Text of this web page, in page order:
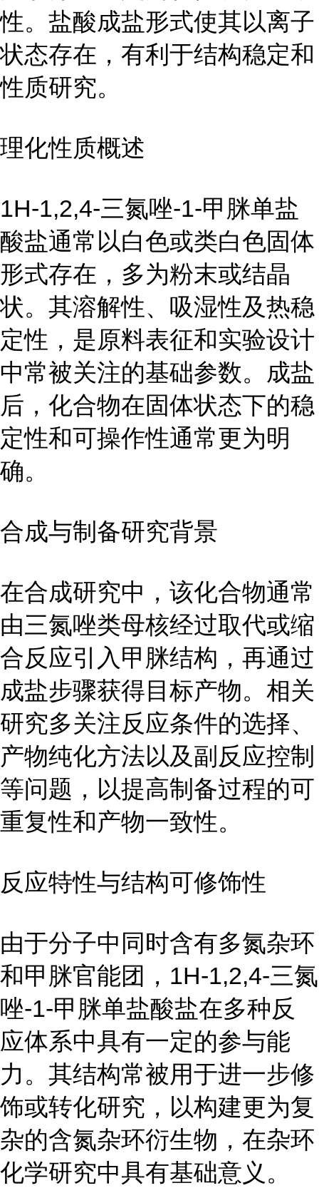
性。盐酸成盐形式使其以离子
状态存在，有利于结构稳定和
性质研究。
理化性质概述
1H-1,2,4-三氮唑-1-甲脒单盐
酸盐通常以白色或类白色固体
形式存在，多为粉末或结晶
状。其溶解性、吸湿性及热稳
定性，是原料表征和实验设计
中常被关注的基础参数。成盐
后，化合物在固体状态下的稳
定性和可操作性通常更为明
确。
合成与制备研究背景
在合成研究中，该化合物通常
由三氮唑类母核经过取代或缩
合反应引入甲脒结构，再通过
成盐步骤获得目标产物。相关
研究多关注反应条件的选择、
产物纯化方法以及副反应控制
等问题，以提高制备过程的可
重复性和产物一致性。
反应特性与结构可修饰性
由于分子中同时含有多氮杂环
和甲脒官能团，1H-1,2,4-三氮
唑-1-甲脒单盐酸盐在多种反
应体系中具有一定的参与能
力。其结构常被用于进一步修
饰或转化研究，以构建更为复
杂的含氮杂环衍生物，在杂环
化学研究中具有基础意义。